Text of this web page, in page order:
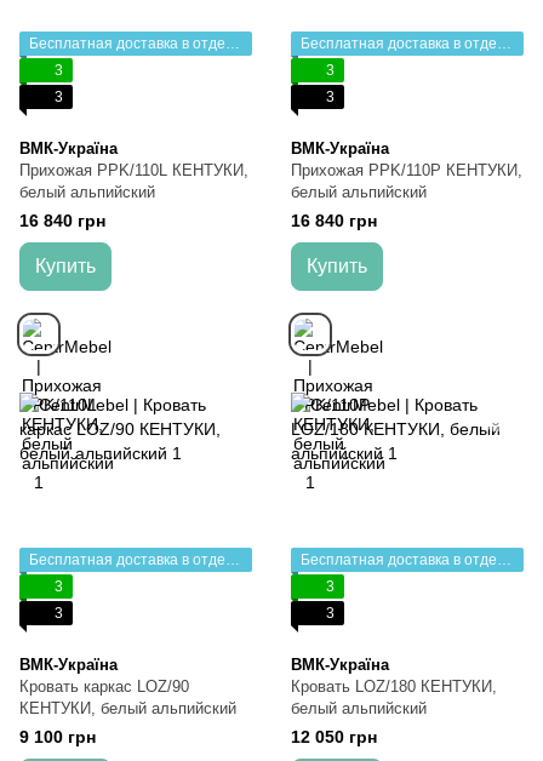
Бесплатная доставка в отделение НП
3
3
ВМК-Україна
Прихожая PPK/110L КЕНТУКИ,
белый альпийский
16 840 грн
Купить
Бесплатная доставка в отделение НП
3
3
ВМК-Україна
Прихожая PPK/110P КЕНТУКИ,
белый альпийский
16 840 грн
Купить
Бесплатная доставка в отделение НП
3
3
ВМК-Україна
Кровать каркас LOZ/90
КЕНТУКИ, белый альпийский
9 100 грн
Бесплатная доставка в отделение НП
3
3
ВМК-Україна
Кровать LOZ/180 КЕНТУКИ,
белый альпийский
12 050 грн